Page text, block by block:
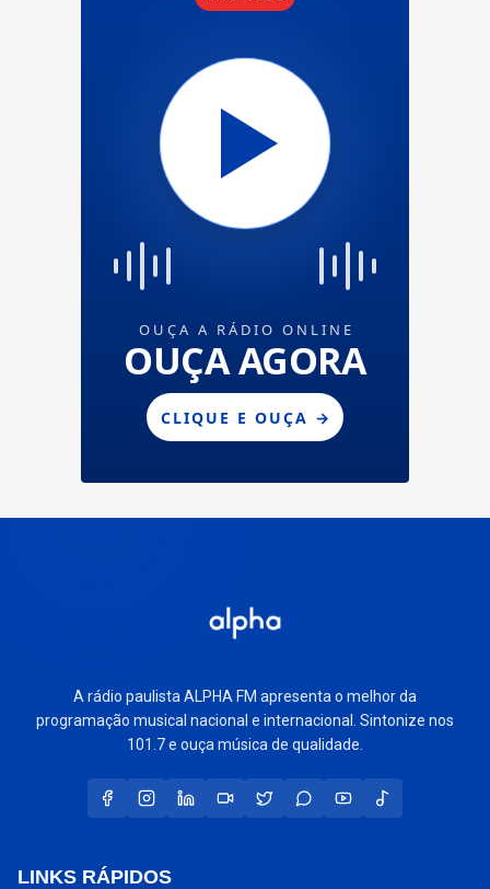
A rádio paulista ALPHA FM apresenta o melhor da
programação musical nacional e internacional. Sintonize nos
101.7 e ouça música de qualidade.
LINKS RÁPIDOS